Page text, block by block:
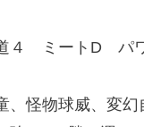
４ ミートD パ
怪物球威、変幻